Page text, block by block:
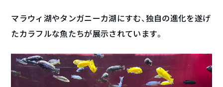
マラウィ湖やタンガニーカ湖にすむ、独自の進化を遂げ
たカラフルな魚たちが展示されています。